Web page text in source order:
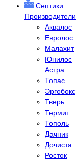
Септики
Производители
Аквалос
Евролос
Малахит
Юнилос
Астра
Топас
Эргобокс
Тверь
Термит
Тополь
Дачник
Дочиста
Росток